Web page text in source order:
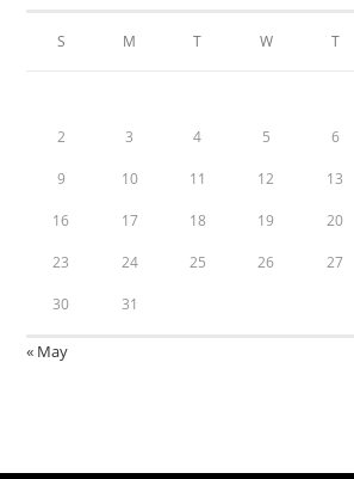
S M T W T
2 3 4 5 6
9 10 11 12 13
16 17 18 19 20
23 24 25 26 27
30 31
« May